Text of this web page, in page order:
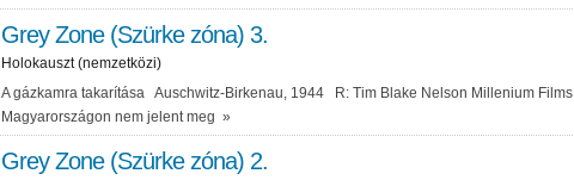
Grey Zone (Szürke zóna) 3.
Holokauszt (nemzetközi)
A gázkamra takarítása Auschwitz-Birkenau, 1944 R: Tim Blake Nelson Millenium Films
Magyarországon nem jelent meg »
Grey Zone (Szürke zóna) 2.